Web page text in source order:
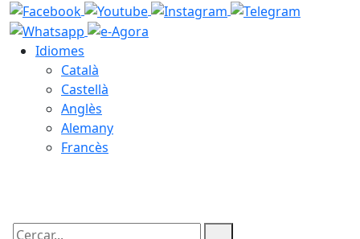
Idiomes
Català
Castellà
Anglès
Alemany
Francès